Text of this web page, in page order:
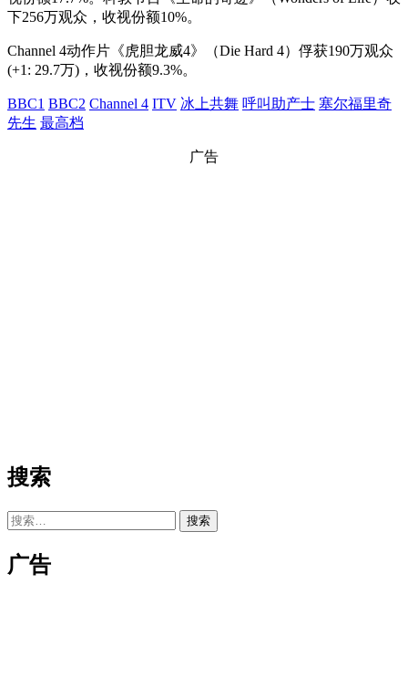
下256万观众，收视份额10%。
Channel 4动作片《虎胆龙威4》（Die Hard 4）俘获190万观众
(+1: 29.7万)，收视份额9.3%。
BBC1 BBC2 Channel 4 ITV 冰上共舞 呼叫助产士 塞尔福里奇
先生 最高档
广告
搜索
搜
广告